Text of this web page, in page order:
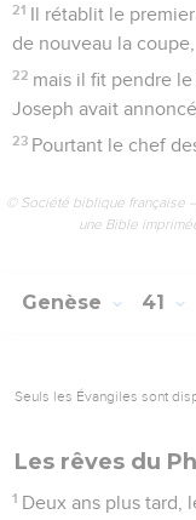
21 Il rétablit le
de nouveau la coupe,
22 mais il fit pendre
Joseph avait annoncé.
23 Pourtant le chef
© Société biblique française
une Bible
Genèse 41
Seuls les Évangiles sont
Les rêves du
1 Deux ans plus tard,